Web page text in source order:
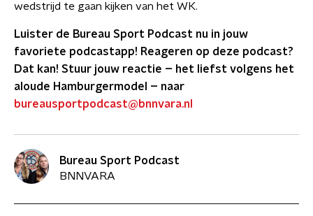
wedstrijd te gaan kijken van het WK.
Luister de Bureau Sport Podcast nu in jouw
favoriete podcastapp! Reageren op deze podcast?
Dat kan! Stuur jouw reactie – het liefst volgens het
aloude Hamburgermodel – naar
bureausportpodcast@bnnvara.nl
Bureau Sport Podcast
BNNVARA